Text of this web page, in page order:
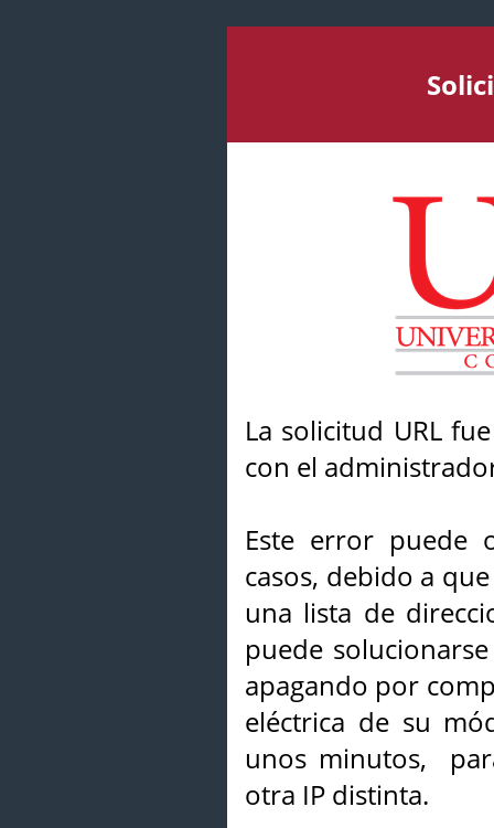
La solicitud URL
con el
Este error puede
casos, debido a
una lista de
puede
apagando por
eléctrica de su
unos minutos,
otra IP distinta.